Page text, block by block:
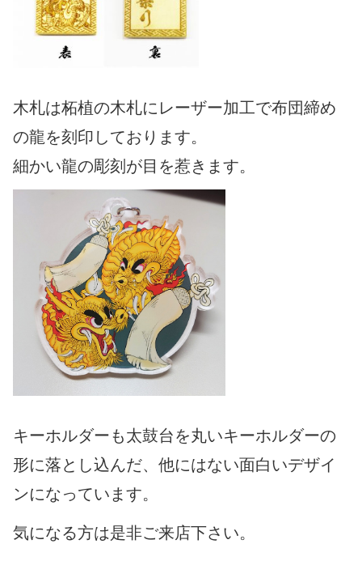
木札は柘植の木札にレーザー加工で布団締め
の龍を刻印しております。
細かい龍の彫刻が目を惹きます。
キーホルダーも太鼓台を丸いキーホルダーの
形に落とし込んだ、他にはない面白いデザイ
ンになっています。
気になる方は是非ご来店下さい。